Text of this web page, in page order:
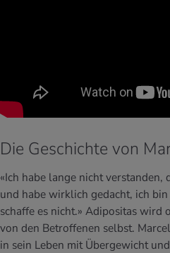
Die Geschichte von
«Ich habe lange nicht verstanden,
und habe wirklich gedacht, ich
schaffe es nicht.» Adipositas wird
von den Betroffenen selbst.
in sein Leben mit Übergewicht